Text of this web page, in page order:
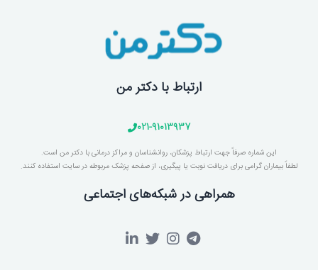
ارتباط با دکتر من
021-91013937
این شماره صرفاً جهت ارتباط پزشکان، روانشناسان و مراکز درمانی با دکتر من است.
لطفاً بیماران گرامی برای دریافت نوبت یا پیگیری، از صفحه پزشک مربوطه در سایت استفاده کنند.
همراهی در شبکه‌های اجتماعی